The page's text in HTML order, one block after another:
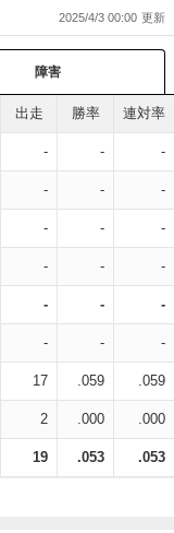
2025/4/3 00:00
障害
出走 勝率 連対率
- - -
- - -
- - -
- - -
- - -
- - -
17 .059 .059
2 .000 .000
19 .053 .053